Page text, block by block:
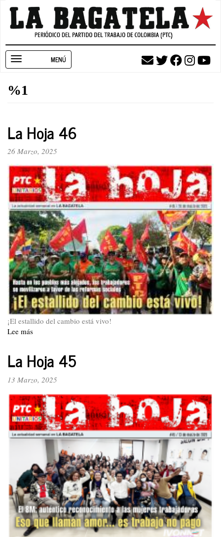
Pasar
contenido
navigation
%1
La Hoja 46
26 Marzo, 2025
¡El estallido del cambio está vivo!
Lee más
46
La Hoja 45
13 Marzo, 2025